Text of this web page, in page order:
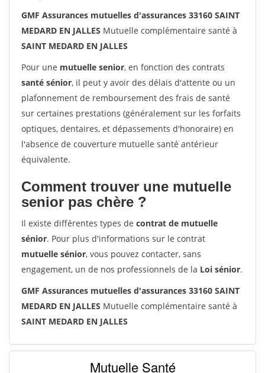
GMF Assurances mutuelles d'assurances 33160 SAINT
MEDARD EN JALLES Mutuelle complémentaire santé à
SAINT MEDARD EN JALLES
Pour une mutuelle senior, en fonction des contrats
santé sénior, il peut y avoir des délais d'attente ou un
plafonnement de remboursement des frais de santé
sur certaines prestations (généralement sur les forfaits
optiques, dentaires, et dépassements d'honoraire) en
l'absence de couverture mutuelle santé antérieur
équivalente.
Comment trouver une mutuelle
senior pas chère ?
Il existe différentes types de contrat de mutuelle
sénior. Pour plus d'informations sur le contrat
mutuelle sénior, vous pouvez contacter, sans
engagement, un de nos professionnels de la Loi sénior.
GMF Assurances mutuelles d'assurances 33160 SAINT
MEDARD EN JALLES Mutuelle complémentaire santé à
SAINT MEDARD EN JALLES